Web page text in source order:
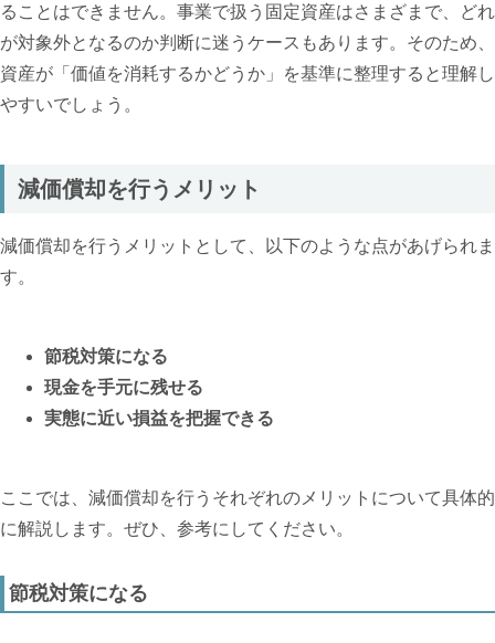
ることはできません。事業で扱う固定資産はさまざまで、どれ
が対象外となるのか判断に迷うケースもあります。そのため、
資産が「価値を消耗するかどうか」を基準に整理すると理解し
やすいでしょう。
減価償却を行うメリット
減価償却を行うメリットとして、以下のような点があげられま
す。
節税対策になる
現金を手元に残せる
実態に近い損益を把握できる
ここでは、減価償却を行うそれぞれのメリットについて具体的
に解説します。ぜひ、参考にしてください。
節税対策になる